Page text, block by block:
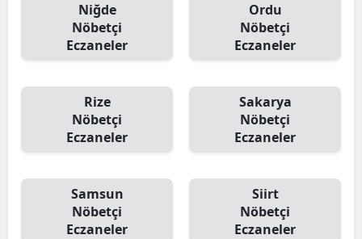
Niğde
Nöbetçi
Eczaneler
Ordu
Nöbetçi
Eczaneler
Rize
Nöbetçi
Eczaneler
Sakarya
Nöbetçi
Eczaneler
Samsun
Nöbetçi
Eczaneler
Siirt
Nöbetçi
Eczaneler